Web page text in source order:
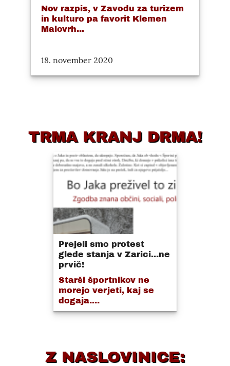
Nov razpis, v Zavodu za turizem
in kulturo pa favorit Klemen
Malovrh...
18. november 2020
TRMA KRANJ DRMA!
Prejeli smo protest
glede stanja v Zarici...ne
prvič!
Starši športnikov ne
morejo verjeti, kaj se
dogaja....
Z NASLOVINICE: